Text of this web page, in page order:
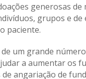
generosas
grupos e
paciente.
um grande
a aumentar os
angariação de